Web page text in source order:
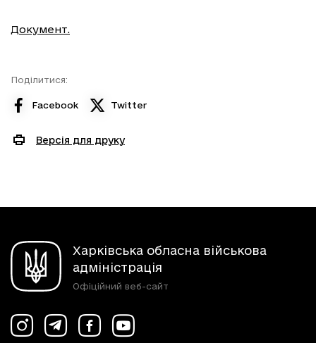
Документ.
Поділитися:
Facebook Twitter
Версія для друку
Харківська обласна військова
адміністрація
Офіційний веб-сайт